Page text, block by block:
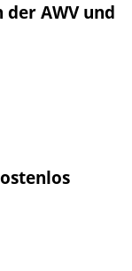
AWV und